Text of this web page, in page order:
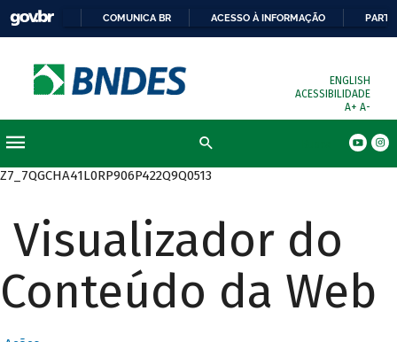
COMUNICA BR ACESSO À INFORMAÇÃO
ENGLISH
ACESSIBILIDADE
A+ A-
Z7_7QGCHA41L0RP906P422Q9Q0513
Visualizador do
Conteúdo da Web